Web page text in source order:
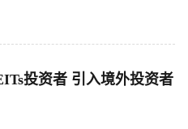
投资者 引入境外投资者